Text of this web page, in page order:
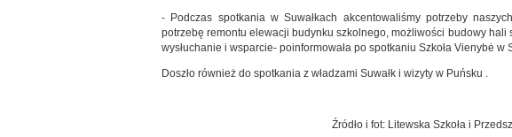
- Podczas spotkania w Suwałkach akcentowaliśmy potrzeby
potrzebę remontu elewacji budynku szkolnego, możliwości budowy
wysłuchanie i wsparcie- poinformowała po spotkaniu Szkoła Vienybė w
Doszło również do spotkania z władzami Suwałk i wizyty w Puńsku .
Źródło i fot: Litewska Szkoła i